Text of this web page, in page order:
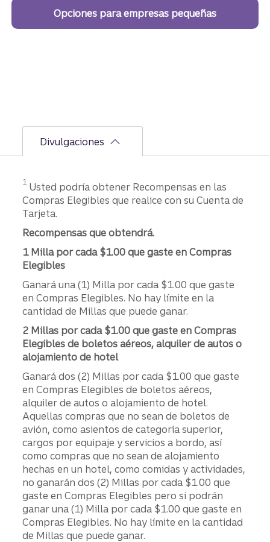
Opciones para empresas pequeñas
Divulgaciones
1 Usted podría obtener Recompensas en las
Compras Elegibles que realice con su Cuenta de
Tarjeta.
Recompensas que obtendrá.
1 Milla por cada $1.00 que gaste en Compras
Elegibles
Ganará una (1) Milla por cada $1.00 que gaste
en Compras Elegibles. No hay límite en la
cantidad de Millas que puede ganar.
2 Millas por cada $1.00 que gaste en Compras
Elegibles de boletos aéreos, alquiler de autos o
alojamiento de hotel
Ganará dos (2) Millas por cada $1.00 que gaste
en Compras Elegibles de boletos aéreos,
alquiler de autos o alojamiento de hotel.
Aquellas compras que no sean de boletos de
avión, como asientos de categoría superior,
cargos por equipaje y servicios a bordo, así
como compras que no sean de alojamiento
hechas en un hotel, como comidas y actividades,
no ganarán dos (2) Millas por cada $1.00 que
gaste en Compras Elegibles pero si podrán
ganar una (1) Milla por cada $1.00 que gaste en
Compras Elegibles. No hay límite en la cantidad
de Millas que puede ganar.